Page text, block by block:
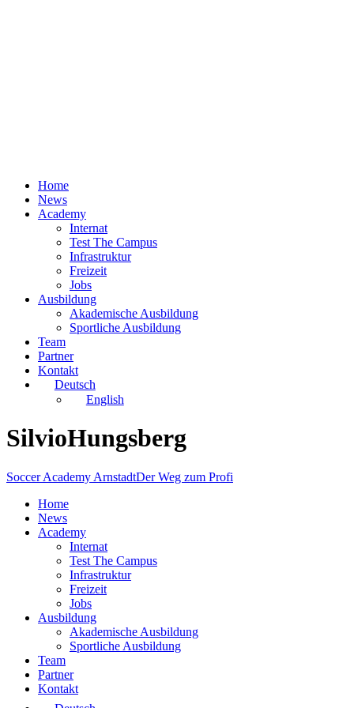
Home
News
Academy
Internat
Test The Campus
Infrastruktur
Freizeit
Jobs
Ausbildung
Akademische Ausbildung
Sportliche Ausbildung
Team
Partner
Kontakt
Deutsch
English
SilvioHungsberg
Soccer Academy ArnstadtDer Weg zum Profi
Home
News
Academy
Internat
Test The Campus
Infrastruktur
Freizeit
Jobs
Ausbildung
Akademische Ausbildung
Sportliche Ausbildung
Team
Partner
Kontakt